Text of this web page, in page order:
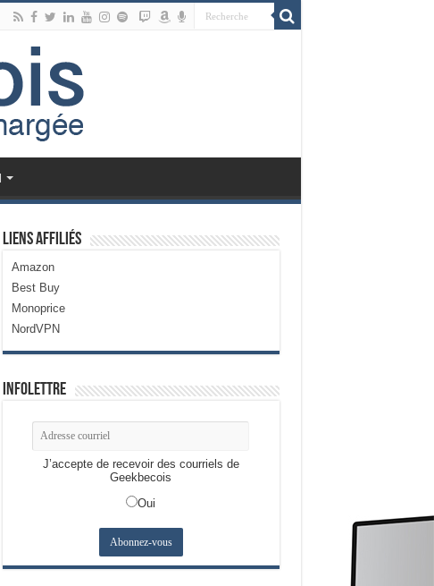
Liens Affiliés
Amazon
Best Buy
Monoprice
NordVPN
Infolettre
J’accepte de recevoir des courriels de
Geekbecois
Oui